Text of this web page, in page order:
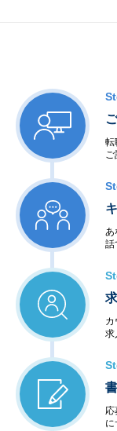
転
ご
あ
話
求
に